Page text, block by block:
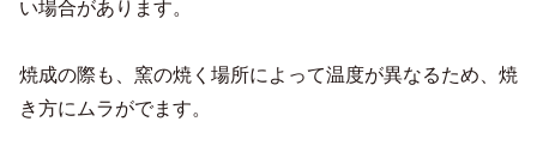
い場合があります。
焼成の際も、窯の焼く場所によって温度が異なるため、焼
き方にムラがでます。